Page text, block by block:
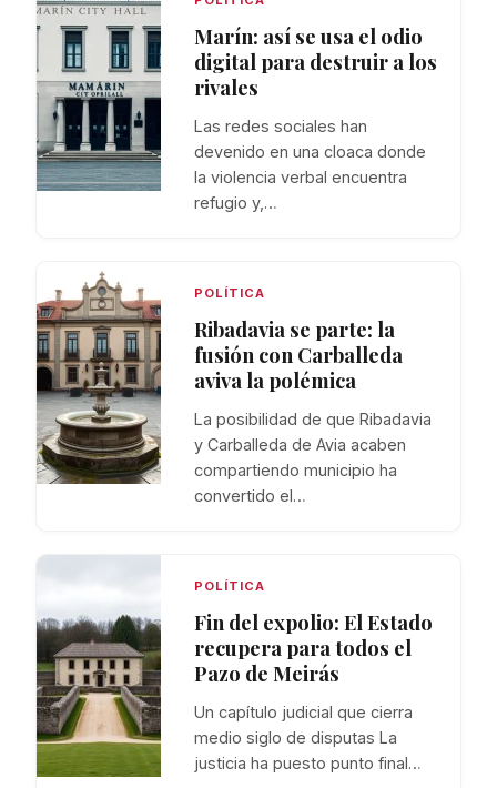
Marín: así se usa el odio
digital para destruir a los
rivales
Las redes sociales han
devenido en una cloaca donde
la violencia verbal encuentra
refugio y,…
POLÍTICA
Ribadavia se parte: la
fusión con Carballeda
aviva la polémica
La posibilidad de que Ribadavia
y Carballeda de Avia acaben
compartiendo municipio ha
convertido el…
POLÍTICA
Fin del expolio: El Estado
recupera para todos el
Pazo de Meirás
Un capítulo judicial que cierra
medio siglo de disputas La
justicia ha puesto punto final…